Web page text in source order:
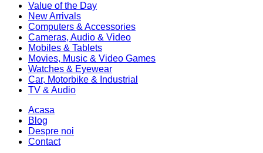
Value of the Day
New Arrivals
Computers & Accessories
Cameras, Audio & Video
Mobiles & Tablets
Movies, Music & Video Games
Watches & Eyewear
Car, Motorbike & Industrial
TV & Audio
Acasa
Blog
Despre noi
Contact